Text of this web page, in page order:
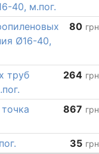
40, м.пог.
Ø16-40,
80 грн
труб
264 грн
867 грн
35 грн